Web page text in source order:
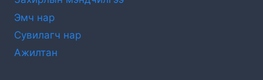
Эмч нар
Сувилагч нар
Ажилтан